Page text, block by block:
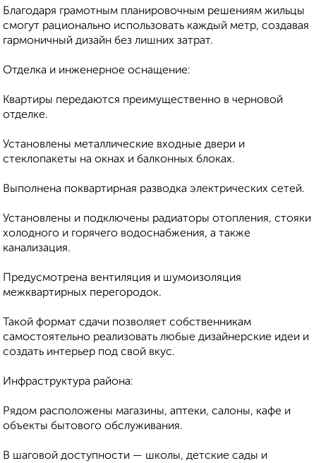
Благодаря грамотным планировочным решениям жильцы
смогут рационально использовать каждый метр, создавая
гармоничный дизайн без лишних затрат.
Отделка и инженерное оснащение:
Квартиры передаются преимущественно в черновой
отделке.
Установлены металлические входные двери и
стеклопакеты на окнах и балконных блоках.
Выполнена поквартирная разводка электрических сетей.
Установлены и подключены радиаторы отопления, стояки
холодного и горячего водоснабжения, а также
канализация.
Предусмотрена вентиляция и шумоизоляция
межквартирных перегородок.
Такой формат сдачи позволяет собственникам
самостоятельно реализовать любые дизайнерские идеи и
создать интерьер под свой вкус.
Инфраструктура района:
Рядом расположены магазины, аптеки, салоны, кафе и
объекты бытового обслуживания.
В шаговой доступности — школы, детские сады и